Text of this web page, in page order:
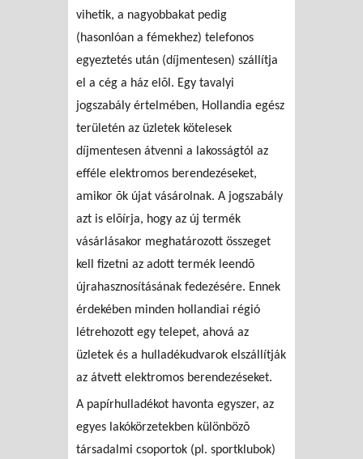
vihetik, a nagyobbakat pedig
(hasonlóan a fémekhez) telefonos
egyeztetés után (díjmentesen) szállítja
el a cég a ház elõl. Egy tavalyi
jogszabály értelmében, Hollandia egész
területén az üzletek kötelesek
díjmentesen átvenni a lakosságtól az
efféle elektromos berendezéseket,
amikor õk újat vásárolnak. A jogszabály
azt is elõírja, hogy az új termék
vásárlásakor meghatározott összeget
kell fizetni az adott termék leendõ
újrahasznosításának fedezésére. Ennek
érdekében minden hollandiai régió
létrehozott egy telepet, ahová az
üzletek és a hulladékudvarok elszállítják
az átvett elektromos berendezéseket.
A papírhulladékot havonta egyszer, az
egyes lakókörzetekben különbözõ
társadalmi csoportok (pl. sportklubok)